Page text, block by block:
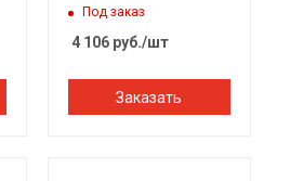
Под заказ
4 106руб./шт
Заказать